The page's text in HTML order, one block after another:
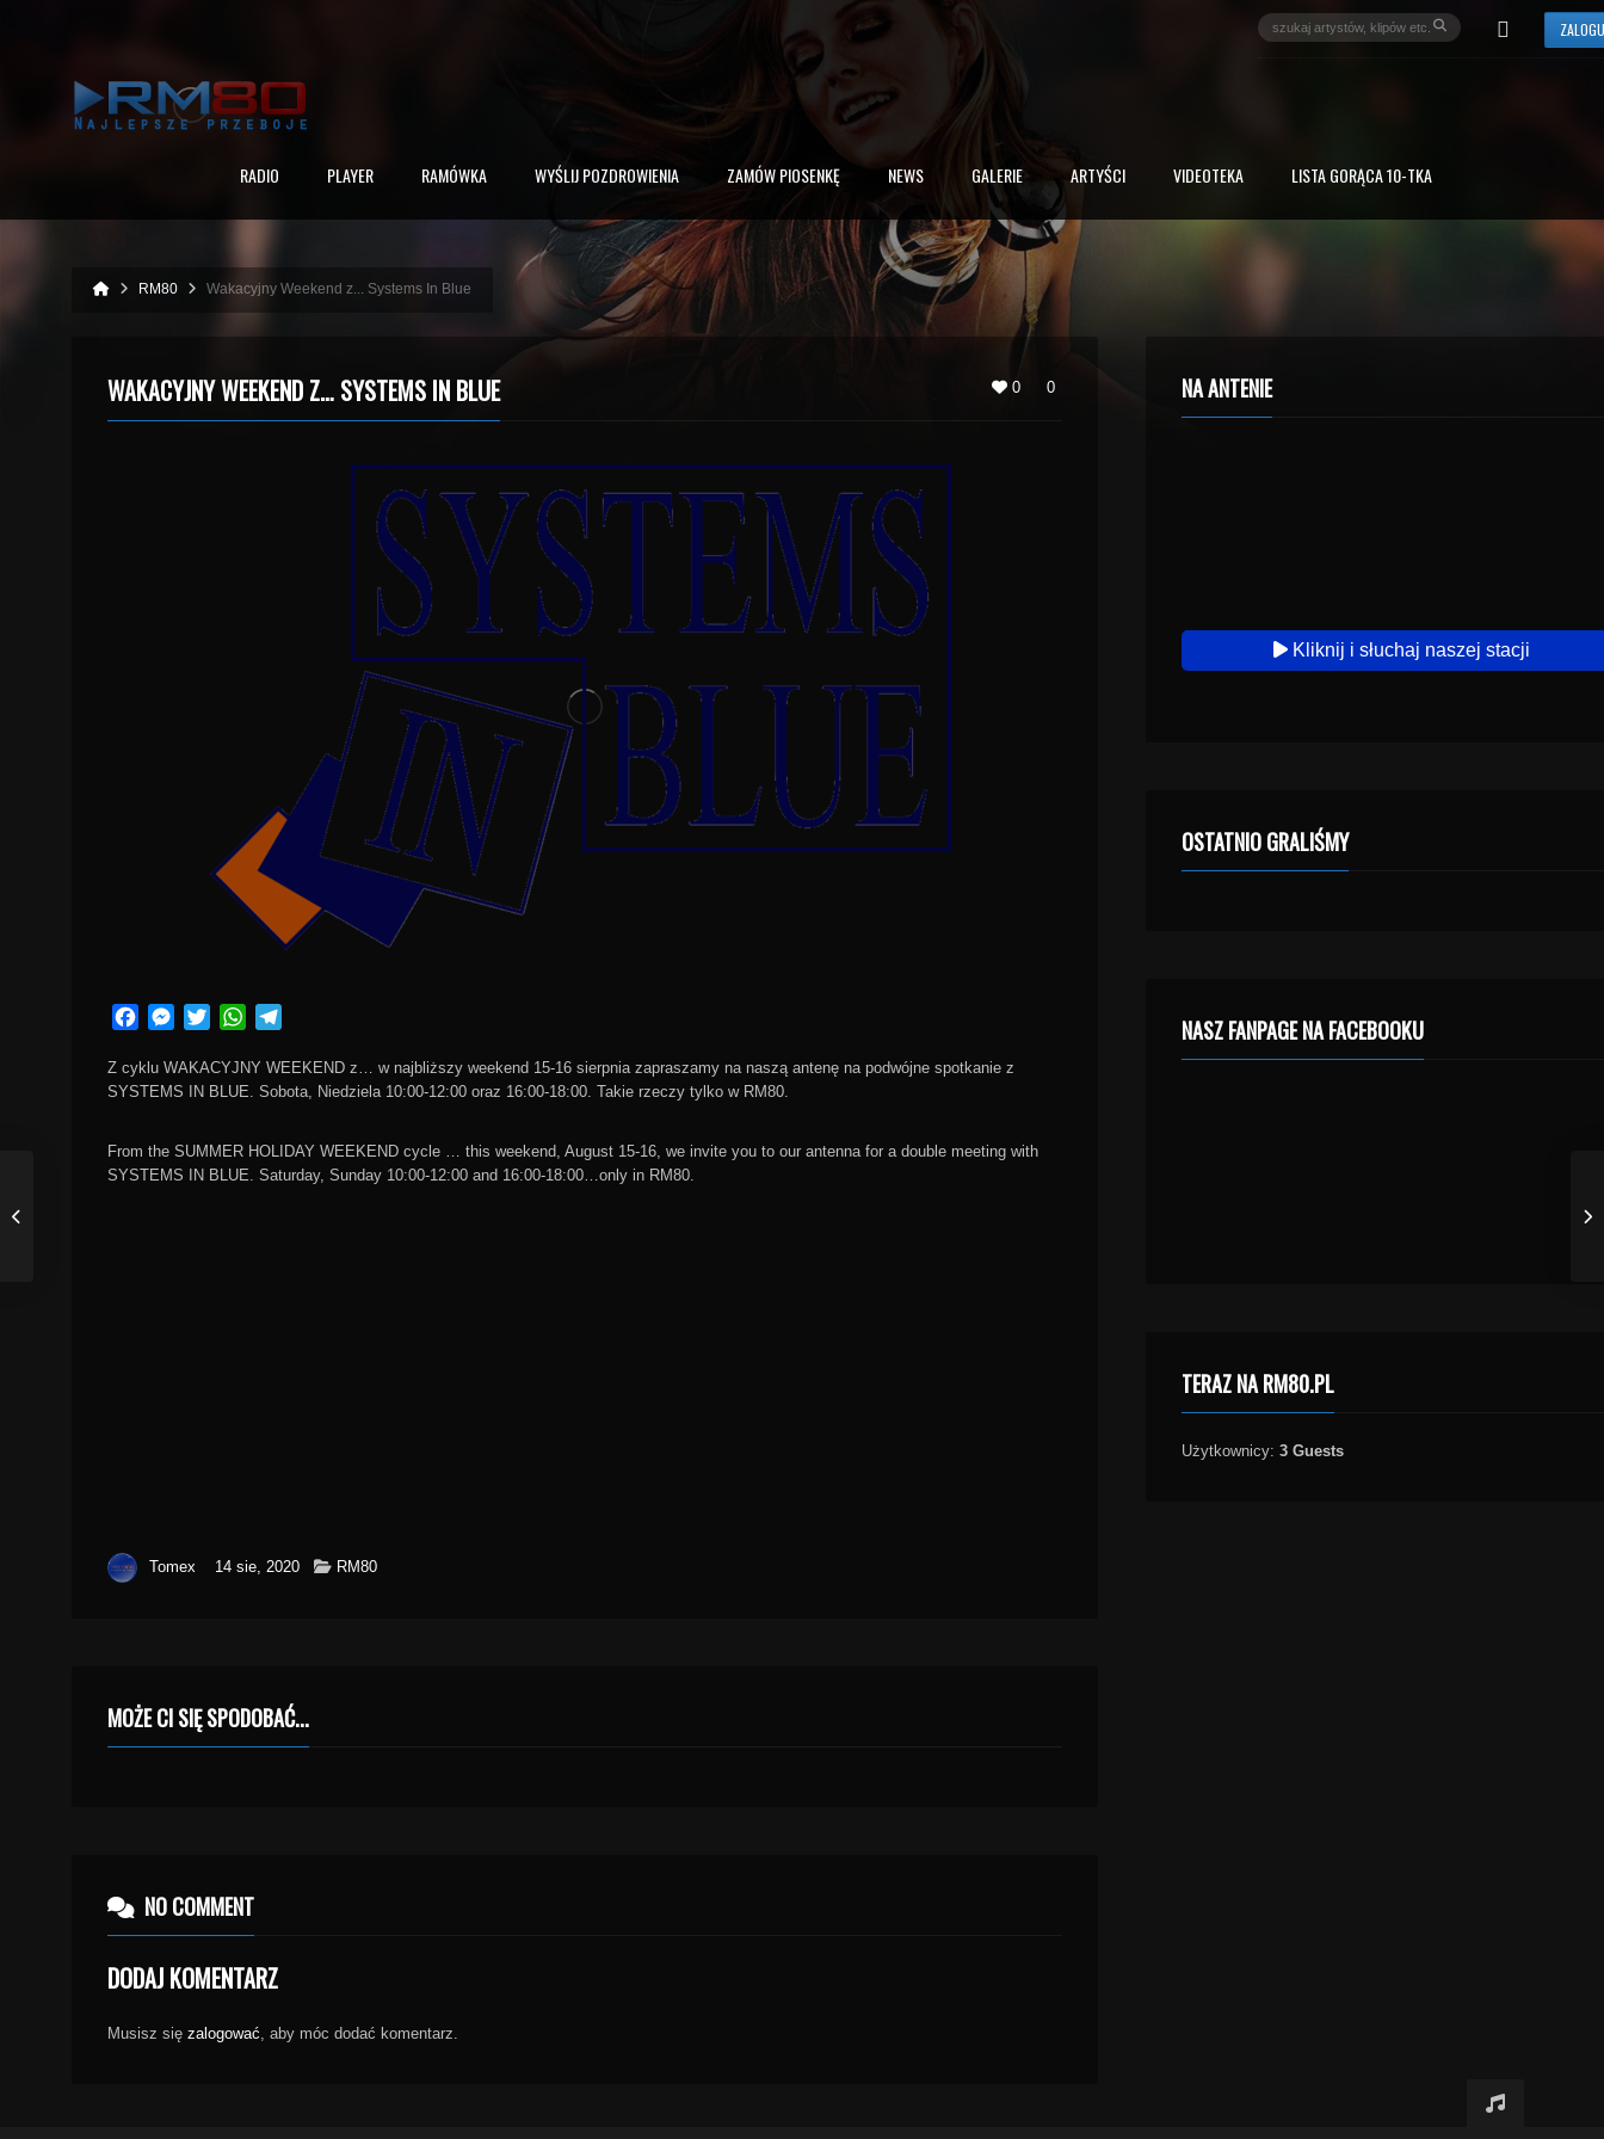
RADIO PLAYER RAMÓWKA WYŚLIJ POZDROWIENIA ZAMÓW PIOSENKĘ NEWS GALERIE ARTYŚCI VIDEOTEKA LISTA GORĄCA 10-TKA
RM80 Wakacyjny Weekend z... Systems In Blue
0 0
WAKACYJNY WEEKEND Z… SYSTEMS IN BLUE
FacebookMessenger
TwitterWhatsApp
Z cyklu WAKACYJNY WEEKEND z… w najbliższy weekend 15-16 sierpnia zapraszamy na naszą antenę na podwójne spotkanie z
SYSTEMS IN BLUE. Sobota, Niedziela 10:00-12:00 oraz 16:00-18:00. Takie rzeczy tylko w RM80.
From the SUMMER HOLIDAY WEEKEND cycle … this weekend, August 15-16, we invite you to our antenna for a double meeting with
SYSTEMS IN BLUE. Saturday, Sunday 10:00-12:00 and 16:00-18:00…only in RM80.
Tomex 14 sie, 2020 RM80
MOŻE CI SIĘ SPODOBAĆ...
NO COMMENT
DODAJ KOMENTARZ
Musisz się zalogować, aby móc dodać komentarz.
NA ANTENIE
Kliknij i słuchaj naszej stacji
OSTATNIO GRALIŚMY
NASZ FANPAGE NA FACEBOOKU
TERAZ NA RM80.PL
Użytkownicy: 3 Guests